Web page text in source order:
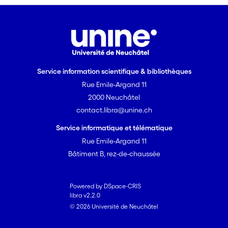
Service information scientifique & bibliothèques
Rue Emile-Argand 11
2000 Neuchâtel
contact.libra@unine.ch
Service informatique et télématique
Rue Emile-Argand 11
Bâtiment B, rez-de-chaussée
Powered by DSpace-CRIS
libra v2.2.0
© 2026 Université de Neuchâtel